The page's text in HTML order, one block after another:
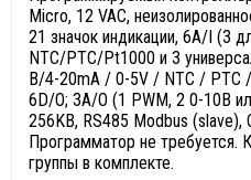
Micro, 12 VAC,
21 значок индикации, 6А/I (3
NTC/PTC/Pt1000 и 3
В/4-20mA / 0-5V / NTC / PTC
6D/O; 3A/O (1 PWM, 2 0-10В
256KB, RS485 Modbus (slave),
Программатор не требуется.
группы в комплекте.